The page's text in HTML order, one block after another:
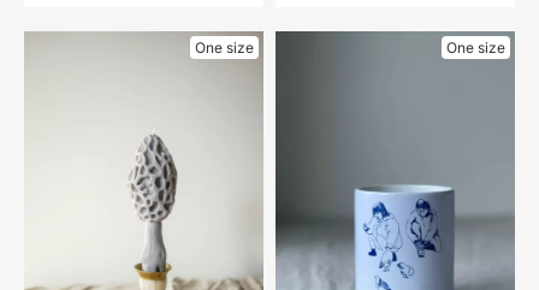
One size One size